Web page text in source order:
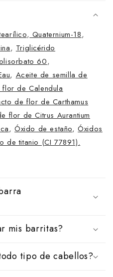
, Quaternium-18,
, Triglicérido
60,
, Aceite de semilla de
flor de Calendula
de flor de Carthamus
flor de Citrus Aurantium
,Óxido de estaño,Óxidos
de titanio (CI 77891).
mis barritas?
tipo de cabellos?